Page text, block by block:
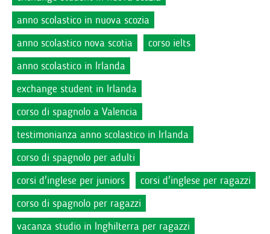
anno scolastico in nuova scozia
anno scolastico nova scotia
corso ielts
anno scolastico in Irlanda
exchange student in Irlanda
corso di spagnolo a Valencia
testimonianza anno scolastico in Irlanda
corso di spagnolo per adulti
corsi d'inglese per juniors
corsi d'inglese per ragazzi
corso di spagnolo per ragazzi
vacanza studio in Inghilterra per ragazzi